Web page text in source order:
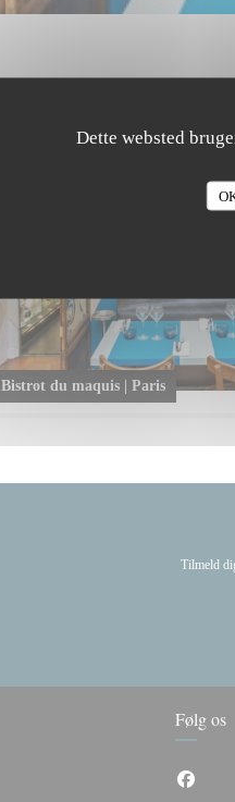
Dette websted
Bistrot du maquis | Paris
Tilmeld
Følg os